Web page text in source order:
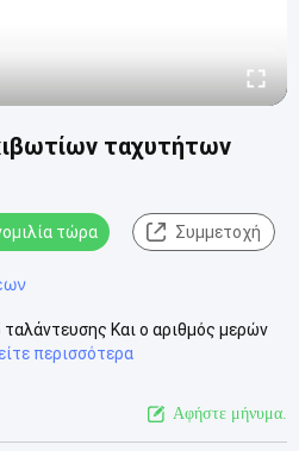
ταχυτήτων
τώρα Συμμετοχή
Και ο αριθμός μερών
περισσότερα
Αφήστε μήνυμα.